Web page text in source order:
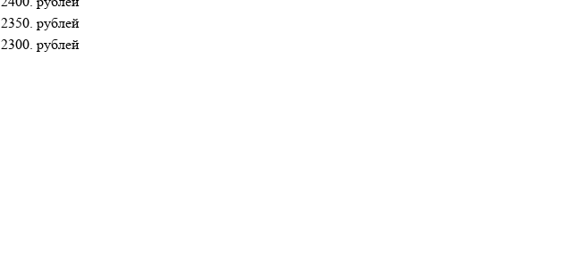
2350. рублей
2300. рублей